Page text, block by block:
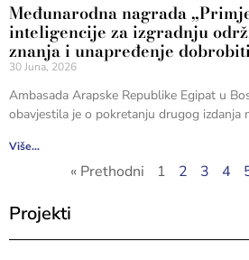
Međunarodna nagrada
inteligencije za izgradnju
znanja i unapređenje
30 Juna, 2026
Ambasada Arapske Republike Egipat u
obavjestila je o pokretanju drugog izdanja
Više...
« Prethodni 1 2 3 4
Projekti